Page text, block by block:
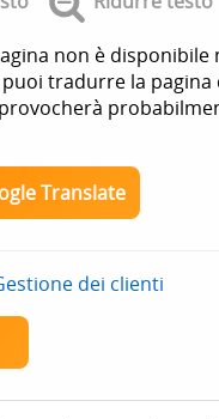
non è disponibile
tradurre la pagina
Translate
dei clienti